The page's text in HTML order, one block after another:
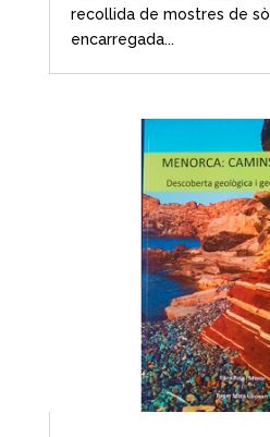
recollida de mostres de
encarregada...